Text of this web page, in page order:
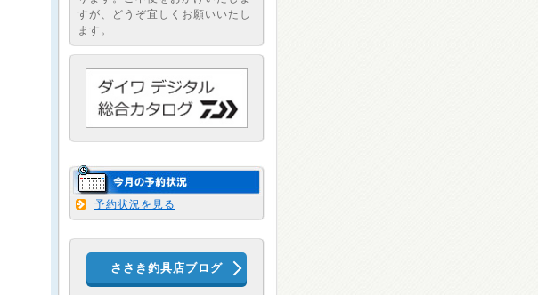
すが、どうぞ宜しくお願いいたし
ます。
予約状況を見る
ささき釣具店ブログ